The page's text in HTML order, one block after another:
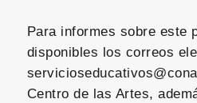
Para informes sobre este
disponibles los correos
Centro de las Artes,